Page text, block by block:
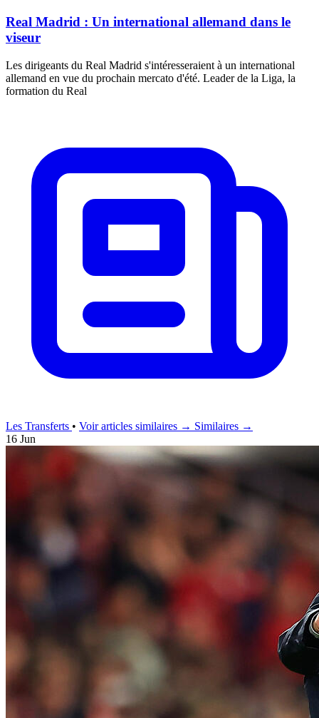
Real Madrid : Un international allemand dans le
viseur
Les dirigeants du Real Madrid s'intéresseraient à un international
allemand en vue du prochain mercato d'été. Leader de la Liga, la
formation du Real
Les Transferts • Voir articles similaires → Similaires →
16 Jun